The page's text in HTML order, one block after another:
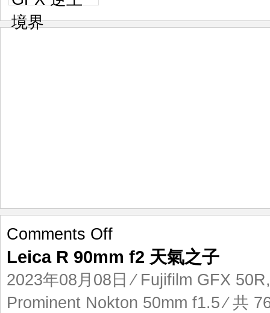
境
界
Comments Offon
R
f2
氣
Leica R 90mm f2 天氣之子
2023年08月08日 ⁄ Fujifilm GFX 50R
Prominent Nokton 50mm f1.5⁄ 共